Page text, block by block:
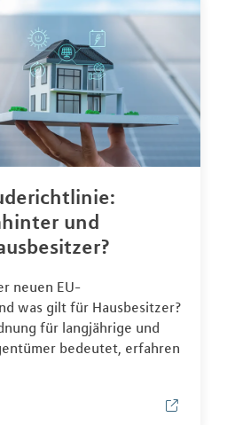
und
neuen EU-
was gilt für Hausbesitzer?
für langjährige und
bedeutet, erfahren